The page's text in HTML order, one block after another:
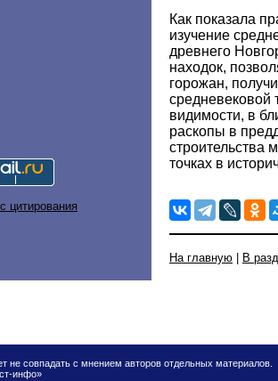
Как показала
изучение
древнего
находок,
горожан,
средневековой
видимости, в
раскопы в
строительства
точках в
На главную | В
не совпадать с мнением авторов отдельных материалов.
инфо»